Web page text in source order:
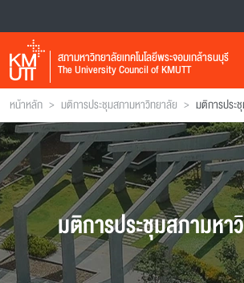
สภามหาวิทยาลัยเทคโนโลยีพระจอมเกล้าธนบุรี
The University Council of KMUTT
หน้าหลัก > มติการประชุมสภามหาวิทยาลัย > มติการประ
มติการประชุมสภามหา